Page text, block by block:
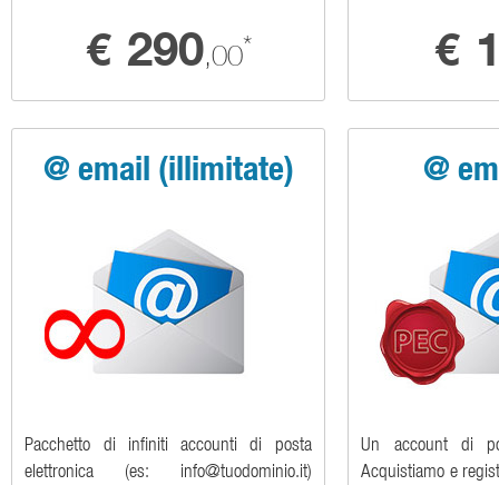
€ 290,00* €
@ email (illimitate)
Pacchetto di infiniti accounti di posta
elettronica (es: info@tuodominio.it)
@
Un account di
Acquistiamo e